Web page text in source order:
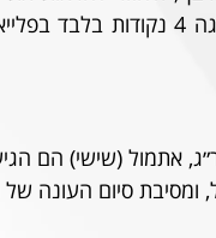
אתמול (שישי) הם
ומסיבת סיום העונה